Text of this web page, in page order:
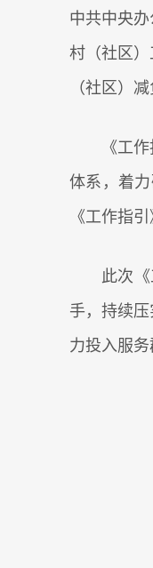
中共中央
村（社区
（社区）减
《工
体系，着
《工作指
此次
手，持续
力投入服